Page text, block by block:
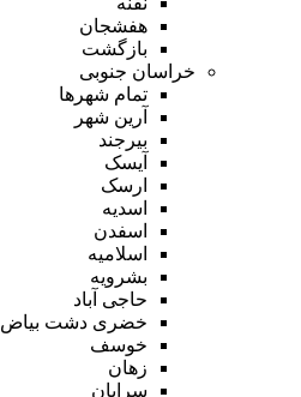
هفشجان
بازگشت
خراسان جنوبی
تمام شهر‌ها
آرین شهر
بیرجند
آیسک
ارسک
اسدیه
اسفدن
اسلامیه
بشرویه
حاجی آباد
خضری دشت بیاض
خوسف
زهان
سرایان